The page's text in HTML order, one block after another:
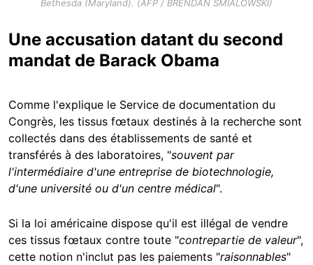
Bethesda (Maryland). (AFP / BRENDAN SMIALOWSKI)
Une accusation datant du second
mandat de Barack Obama
Comme l'explique le Service de documentation du
Congrès, les tissus fœtaux destinés à la recherche sont
collectés dans des établissements de santé et
transférés à des laboratoires, "souvent par
l'intermédiaire d'une entreprise de biotechnologie,
d'une université ou d'un centre médical".
Si la loi américaine dispose qu'il est illégal de vendre
ces tissus fœtaux contre toute "contrepartie de valeur",
cette notion n'inclut pas les paiements "raisonnables"